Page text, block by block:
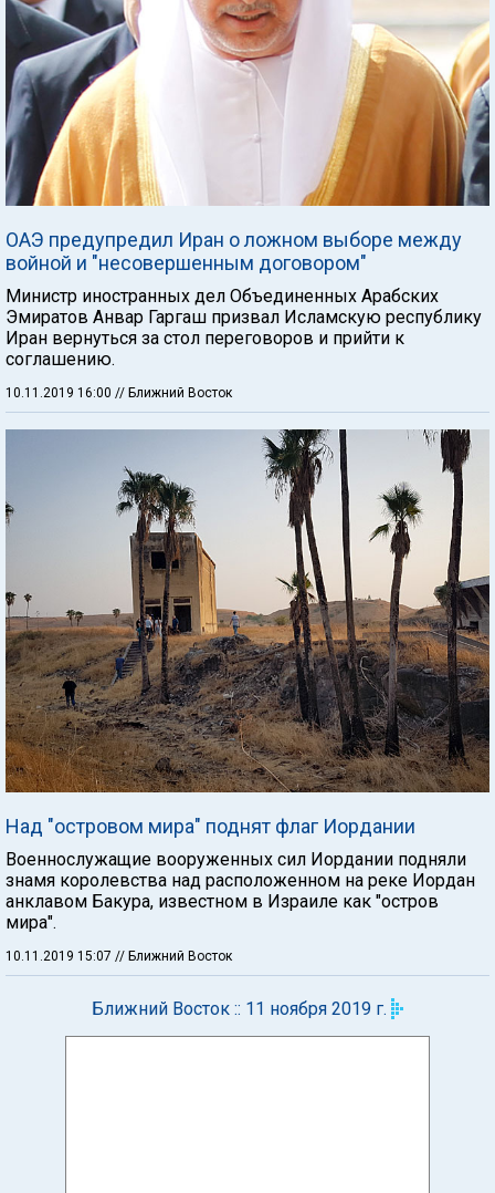
ОАЭ предупредил Иран о ложном выборе между
войной и "несовершенным договором"
Министр иностранных дел Объединенных Арабских
Эмиратов Анвар Гаргаш призвал Исламскую республику
Иран вернуться за стол переговоров и прийти к
соглашению.
10.11.2019 16:00 // Ближний Восток
Над "островом мира" поднят флаг Иордании
Военнослужащие вооруженных сил Иордании подняли
знамя королевства над расположенном на реке Иордан
анклавом Бакура, известном в Израиле как "остров
мира".
10.11.2019 15:07 // Ближний Восток
Ближний Восток :: 11 ноября 2019 г.